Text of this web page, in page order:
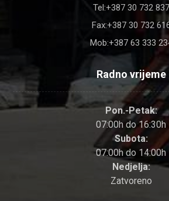
Tel:+387 30 732 837
Fax:+387 30 732
Mob:+387 63 333
Radno vrijeme
Pon.-Petak:
07:00h do 16:30h
Subota:
07:00h do 14:00h
Nedjelja:
Zatvoreno